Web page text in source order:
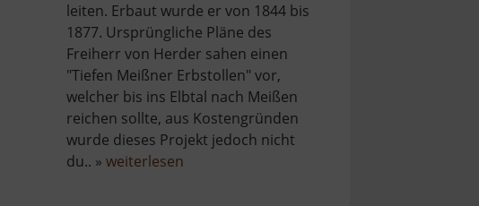
leiten. Erbaut wurde er von 1844 bis
1877. Ursprüngliche Pläne des
Freiherr von Herder sahen einen
"Tiefen Meißner Erbstollen" vor,
welcher bis ins Elbtal nach Meißen
reichen sollte, aus Kostengründen
wurde dieses Projekt jedoch nicht
du.. » weiterlesenüber